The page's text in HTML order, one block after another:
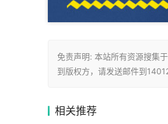
免责声明: 本站所有资源搜集
到版权方，请发送邮件到
相关推荐